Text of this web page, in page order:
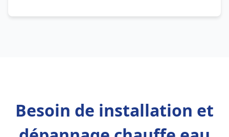
Besoin de installation et